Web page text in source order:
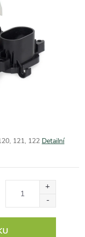
121, 122 Detailní